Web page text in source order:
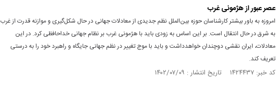
عصر عبور از هژمونی غرب
امروزه به باور بیشتر کارشناسان حوزه بین‌الملل نظم جدیدی از معادلات جهانی در حال شکل‌گیری و موازنه قدرت از غرب
به شرق در حال انتقال است. بر این اساس به زودی باید با هژمونی غرب بر نظام جهانی خداحافظی کرد. در این
معادلات، ایران نقشی دوچندان خواهدداشت و باید با موج تغییر در نظم جهانی جایگاه و راهبرد خود را به درستی
تعریف کند.
کد خبر: ۱۴۲۴۴۳۷ تاریخ انتشار : ۱۴۰۲/۰۷/۰۹